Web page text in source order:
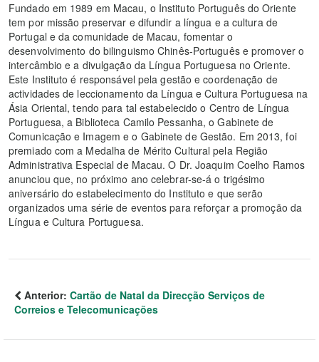
Fundado em 1989 em Macau, o Instituto Português do Oriente
tem por missão preservar e difundir a língua e a cultura de
Portugal e da comunidade de Macau, fomentar o
desenvolvimento do bilinguismo Chinês-Português e promover o
intercâmbio e a divulgação da Língua Portuguesa no Oriente.
Este Instituto é responsável pela gestão e coordenação de
actividades de leccionamento da Língua e Cultura Portuguesa na
Ásia Oriental, tendo para tal estabelecido o Centro de Língua
Portuguesa, a Biblioteca Camilo Pessanha, o Gabinete de
Comunicação e Imagem e o Gabinete de Gestão. Em 2013, foi
premiado com a Medalha de Mérito Cultural pela Região
Administrativa Especial de Macau. O Dr. Joaquim Coelho Ramos
anunciou que, no próximo ano celebrar-se-á o trigésimo
aniversário do estabelecimento do Instituto e que serão
organizados uma série de eventos para reforçar a promoção da
Língua e Cultura Portuguesa.
Anterior: Cartão de Natal da Direcção Serviços de
Correios e Telecomunicações